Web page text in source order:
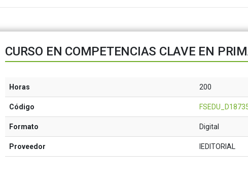
CURSO EN COMPETENCIAS CLAVE EN
Horas 200
Código
Formato Digital
Proveedor IEDITORIAL